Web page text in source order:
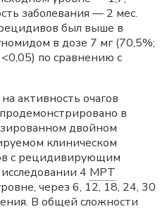
заболевания — 2 мес.
был выше в
в дозе 7 мг (70,5%;
по сравнению с
активность очагов
в
двойном
клиническом
с рецидивирующим
4 МРТ
через 6, 12, 18, 24, 30
В общей сложности